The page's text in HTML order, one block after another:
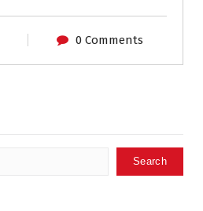
0 Comments
Search